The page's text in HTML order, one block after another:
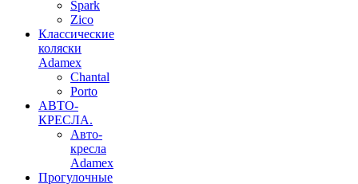
Spark
Zico
Классические
коляски
Adamex
Chantal
Porto
АВТО-
КРЕСЛА.
Авто-
кресла
Adamex
Прогулочные